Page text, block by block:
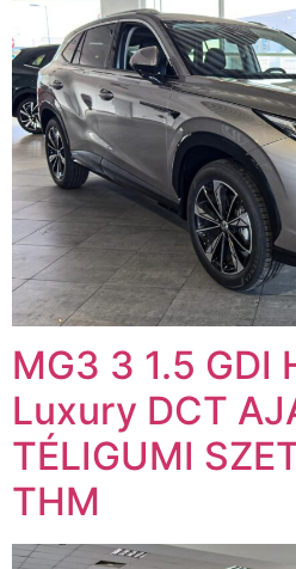
MG3 3 1.5 GDI
Luxury DCT
TÉLIGUMI
THM